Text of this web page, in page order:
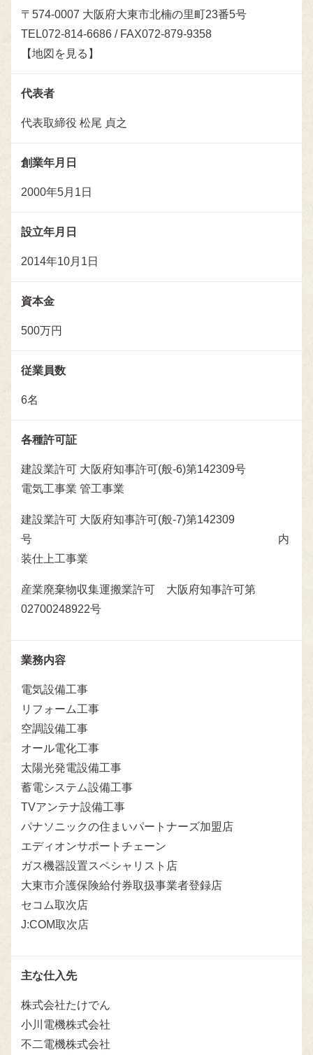
〒574-0007 大阪府大東市北楠の里町23番5号
TEL072-814-6686 / FAX072-879-9358
【地図を見る 】
代表者
代表取締役 松尾 貞之
創業年月日
2000年5月1日
設立年月日
2014年10月1日
資本金
500万円
従業員数
6名
各種許可証
建設業許可 大阪府知事許可(般-6)第142309号
電気工事業 管工事業
建設業許可 大阪府知事許可(般-7)第142309
号 内
装仕上工事業
産業廃棄物収集運搬業許可 大阪府知事許可第
02700248922号
業務内容
電気設備工事
リフォーム工事
空調設備工事
オール電化工事
太陽光発電設備工事
蓄電システム設備工事
TVアンテナ設備工事
パナソニックの住まいパートナーズ加盟店
エディオンサポートチェーン
ガス機器設置スペシャリスト店
大東市介護保険給付券取扱事業者登録店
セコム取次店
J:COM取次店
主な仕入先
株式会社たけでん
小川電機株式会社
不二電機株式会社